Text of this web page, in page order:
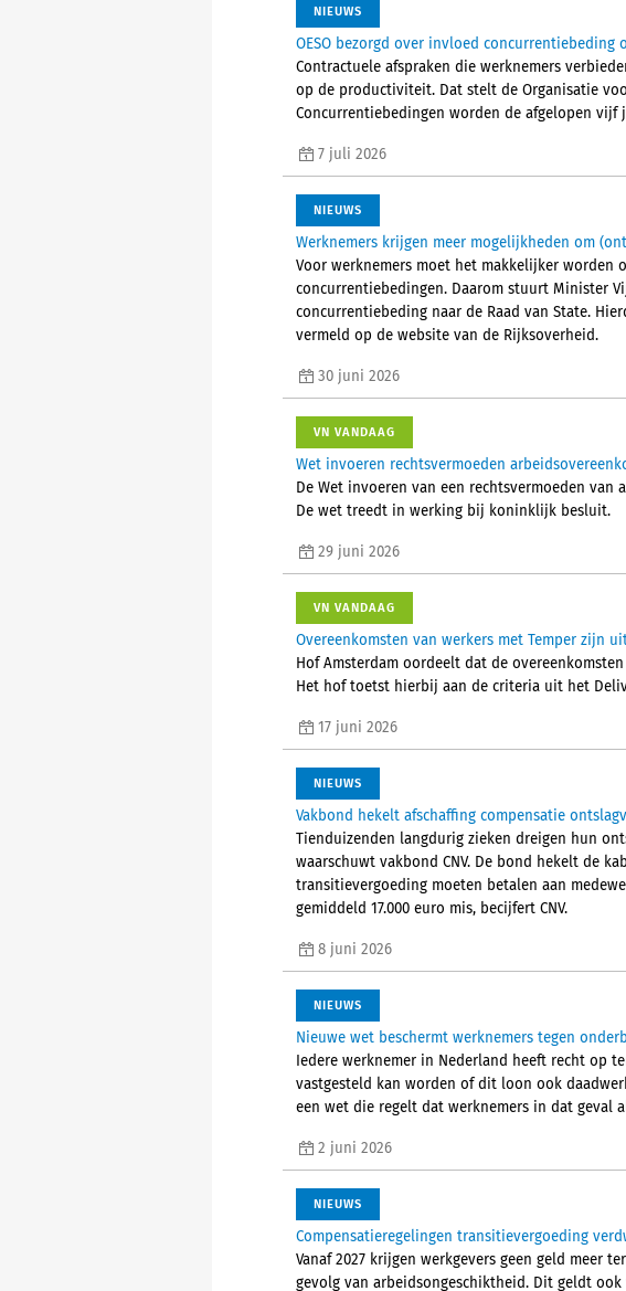
NIEUWS
OESO bezorgd over invloed
Contractuele afspraken die werknemers
op de productiviteit. Dat stelt de Organisatie
Concurrentiebedingen worden de afgelopen vijf
7 juli 2026
NIEUWS
Werknemers krijgen meer mogelijkheden om
Voor werknemers moet het makkelijker worden
concurrentiebedingen. Daarom stuurt Minister
concurrentiebeding naar de Raad van State.
vermeld op de website van de Rijksoverheid.
30 juni 2026
VN VANDAAG
Wet invoeren rechtsvermoeden
De Wet invoeren van een rechtsvermoeden
De wet treedt in werking bij koninklijk besluit.
29 juni 2026
VN VANDAAG
Overeenkomsten van werkers met Temper zijn
Hof Amsterdam oordeelt dat de
Het hof toetst hierbij aan de criteria uit het
17 juni 2026
NIEUWS
Vakbond hekelt afschaffing compensatie
Tienduizenden langdurig zieken dreigen hun
waarschuwt vakbond CNV. De bond hekelt de
transitievergoeding moeten betalen aan
gemiddeld 17.000 euro mis, becijfert CNV.
8 juni 2026
NIEUWS
Nieuwe wet beschermt werknemers tegen
Iedere werknemer in Nederland heeft recht op
vastgesteld kan worden of dit loon ook
een wet die regelt dat werknemers in dat geval
2 juni 2026
NIEUWS
Compensatieregelingen transitievergoeding
Vanaf 2027 krijgen werkgevers geen geld meer
gevolg van arbeidsongeschiktheid. Dit geldt